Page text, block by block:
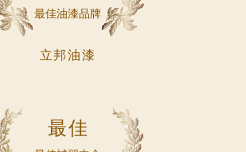
最佳油漆品牌
立邦油漆
最佳